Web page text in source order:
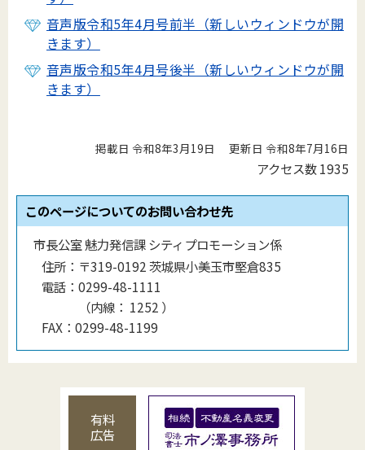
音声版令和5年4月号前半（新しいウィンドウが開
きます）
音声版令和5年4月号後半（新しいウィンドウが開
きます）
掲載日 令和8年3月19日 更新日 令和8年7月16日
アクセス数1935
このページについてのお問い合わせ先
市長公室 魅力発信課 シティプロモーション係
住所： 〒319-0192 茨城県小美玉市堅倉835
電話： 0299-48-1111
（内線 ： 1252 ）
FAX： 0299-48-1199
有料
広告